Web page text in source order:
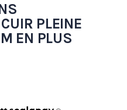
PLEINE
EN PLUS